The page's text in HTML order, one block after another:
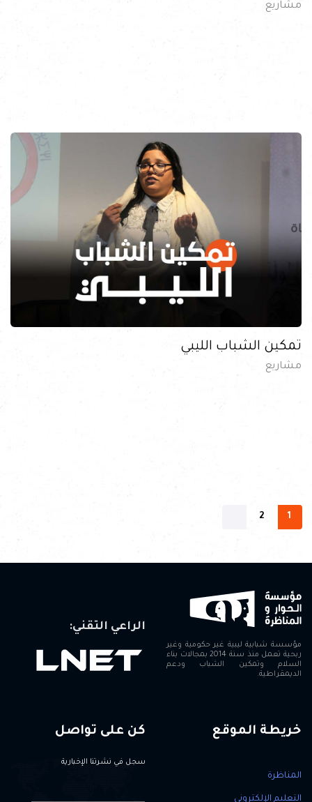
مشاريع
تمكين الشباب الليبي
مشاريع
1
2
مؤسسة شبابية ليبية غير حكومية وغير
ربحية تعمل منذ سنة 2014 بمجالات بناء
السلام وتمكين الشباب ودعم
الديمقراطية.
الراعي التقني:
خريطة الموقع
المناظرة
التعليم الإلكتروني
كن على تواصل
سجل في نشرتنا الإخبارية